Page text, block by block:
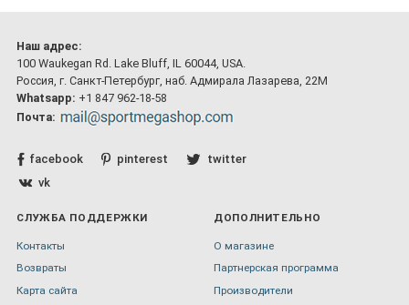
Наш адрес:
100 Waukegan Rd. Lake Bluff, IL 60044, USA.
Россия, г. Санкт-Петербург, наб. Адмирала Лазарева, 22М
Whatsapp: +1 847 962-18-58
Почта:
facebook pinterest
twitter
vk
СЛУЖБА ПОДДЕРЖКИ
Контакты
Возвраты
Карта сайта
ДОПОЛНИТЕЛЬНО
О магазине
Партнерская программа
Производители